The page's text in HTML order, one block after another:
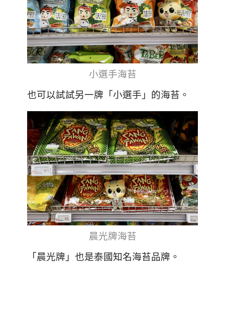
小選手海苔
也可以試試另一牌「小選手」的海苔。
晨光牌海苔
「晨光牌」也是泰國知名海苔品牌。